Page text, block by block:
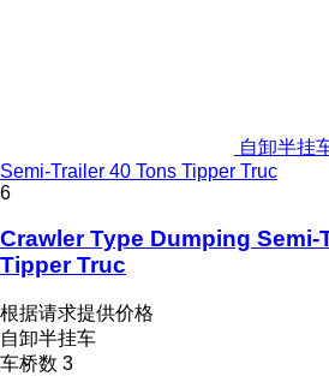
自卸半挂
Semi-Trailer 40 Tons Tipper Truc
6
Crawler Type Dumping Semi-
Tipper Truc
根据请求提供价格
自卸半挂车
车桥数 3